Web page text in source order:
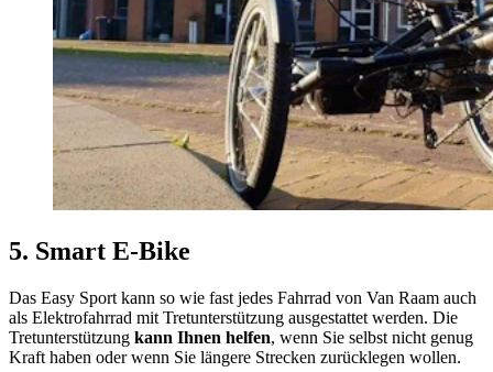
5. Smart E-Bike
Das Easy Sport kann so wie fast jedes Fahrrad von Van Raam auch
als Elektrofahrrad mit Tretunterstützung ausgestattet werden. Die
Tretunterstützung kann Ihnen helfen, wenn Sie selbst nicht genug
Kraft haben oder wenn Sie längere Strecken zurücklegen wollen.